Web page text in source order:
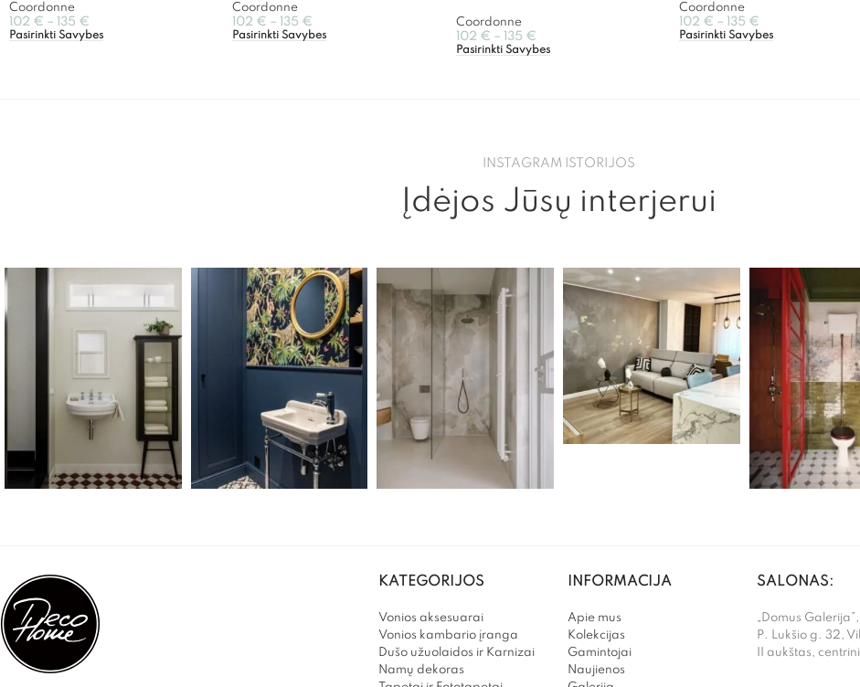
Coordonne
102 € – 135 €
Pasirinkti Savybes
Coordonne
102 € – 135 €
Pasirinkti Savybes
Coordonne
102 € – 135 €
Pasirinkti Savybes
Coordonne
102 € – 135 €
Pasirinkti Savybes
INSTAGRAM ISTORIJOS
Įdėjos Jūsų interjerui
KATEGORIJOS
Vonios aksesuarai
Vonios kambario įranga
Dušo užuolaidos ir Karnizai
Namų dekoras
INFORMACIJA
Apie mus
Kolekcijas
Gamintojai
Naujienos
SALONAS:
„Domus Galerija”,
P. Lukšio g. 32,
II aukštas,